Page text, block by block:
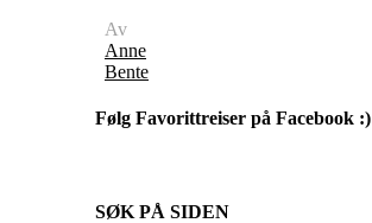
Av
Anne
Bente
Følg Favorittreiser på Facebook :)
SØK PÅ SIDEN